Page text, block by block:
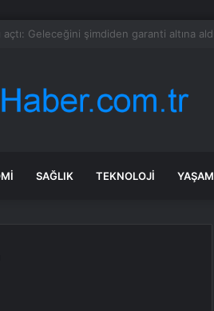
SAĞLIK TEKNOLOJI YAŞAM